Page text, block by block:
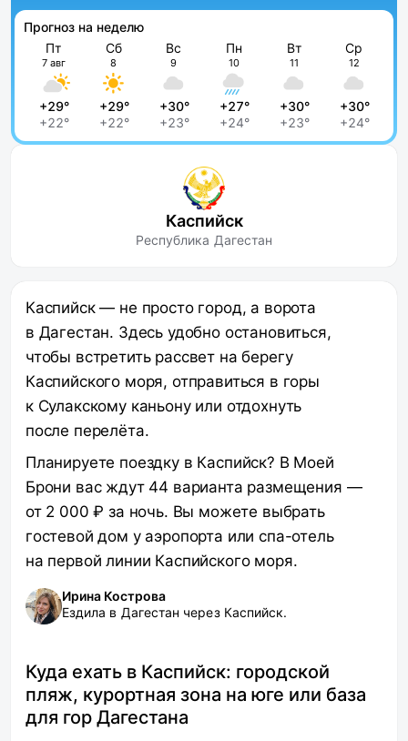
Прогноз на неделю
Пт
7 авг
+29°
+22°
Сб
8
+29°
+22°
Вс
9
+30°
+23°
Пн
10
+27°
+24°
Вт
11
+30°
+23°
Ср
12
+30°
+24°
Каспийск
Республика Дагестан
Каспийск — не просто город, а ворота
в Дагестан. Здесь удобно остановиться,
чтобы встретить рассвет на берегу
Каспийского моря, отправиться в горы
к Сулакскому каньону или отдохнуть
после перелёта.
Планируете поездку в Каспийск? В Моей
Брони вас ждут 44 варианта размещения —
от 2 000 ₽ за ночь. Вы можете выбрать
гостевой дом у аэропорта или спа-отель
на первой линии Каспийского моря.
Ирина Кострова
Ездила в Дагестан через Каспийск.
Куда ехать в Каспийск: городской
пляж, курортная зона на юге или база
для гор Дагестана